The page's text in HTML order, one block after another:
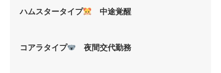
ハムスタータイプ 中途覚醒
コアラタイプ 夜間交代勤務